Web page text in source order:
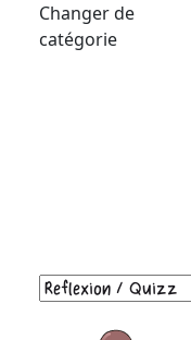
Changer de
catégorie